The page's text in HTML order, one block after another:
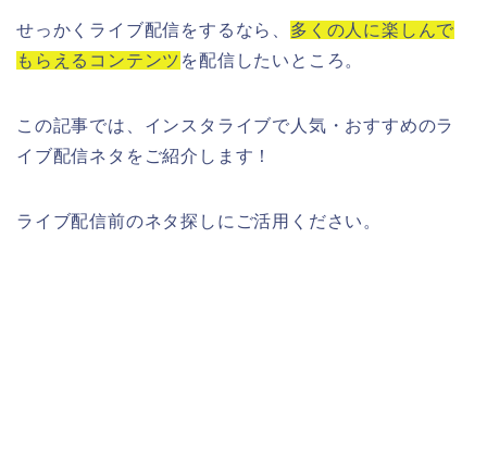
せっかくライブ配信をするなら、 多くの人に楽しんで
もらえるコンテンツ を配信したいところ。
この記事では、インスタライブで人気・おすすめのラ
イブ配信ネタをご紹介します！
ライブ配信前のネタ探しにご活用ください。